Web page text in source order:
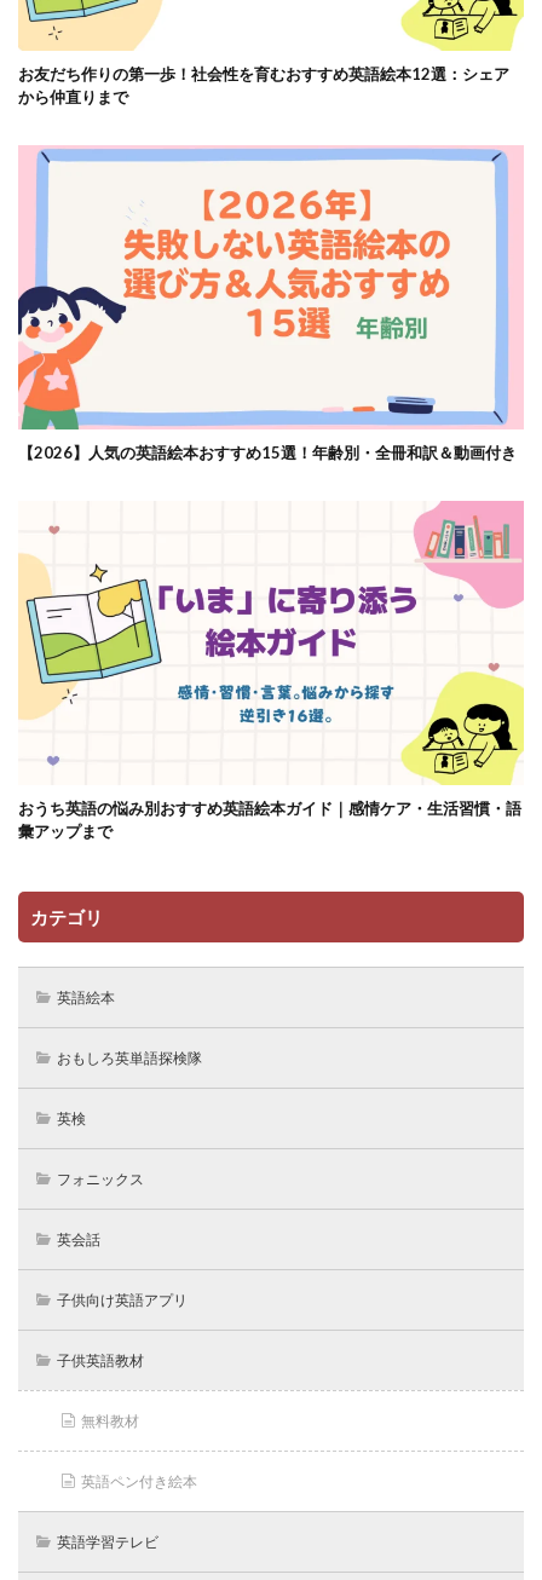
お友だち作りの第一歩！社会性を育むおすすめ英語絵本12選：シェア
から仲直りまで
【2026】人気の英語絵本おすすめ15選！年齢別・全冊和訳＆動画付き
おうち英語の悩み別おすすめ英語絵本ガイド｜感情ケア・生活習慣・語
彙アップまで
カテゴリ
英語絵本
おもしろ英単語探検隊
英検
フォニックス
英会話
子供向け英語アプリ
子供英語教材
無料教材
英語ペン付き絵本
英語学習テレビ